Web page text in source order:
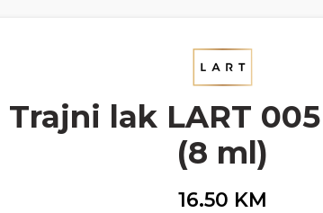
Trajni lak LART
(8 ml)
16.50 KM